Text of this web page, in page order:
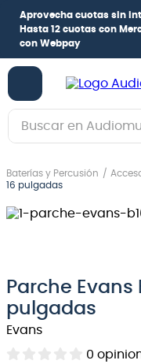
Aprovecha cuotas sin
Hasta 12 cuotas con
con Webpay
Buscar en
Baterías y Percusión
16 pulgadas
Parche Evans
pulgadas
Evans
0
1.
guitarra electrica
2.
bajo
5.
amplificador
guitarra